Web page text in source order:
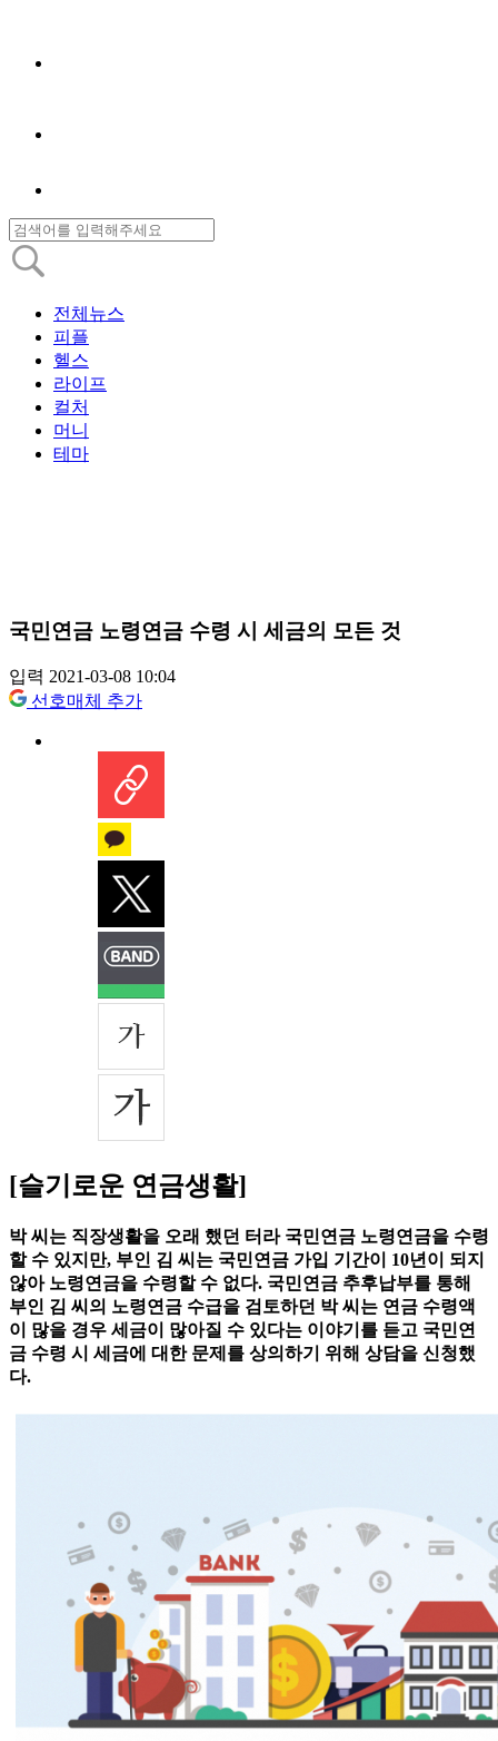
전체뉴스
피플
헬스
라이프
컬처
머니
테마
국민연금 노령연금 수령 시 세금의 모든 것
입력 2021-03-08 10:04
선호매체 추가
[슬기로운 연금생활]
박 씨는 직장생활을 오래 했던 터라 국민연금 노령연금을 수령
할 수 있지만, 부인 김 씨는 국민연금 가입 기간이 10년이 되지
않아 노령연금을 수령할 수 없다. 국민연금 추후납부를 통해
부인 김 씨의 노령연금 수급을 검토하던 박 씨는 연금 수령액
이 많을 경우 세금이 많아질 수 있다는 이야기를 듣고 국민연
금 수령 시 세금에 대한 문제를 상의하기 위해 상담을 신청했
다.